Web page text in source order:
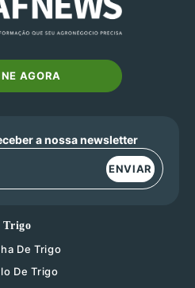
AGORA
a nossa newsletter
ENVIAR
Trigo
De Trigo
De Trigo